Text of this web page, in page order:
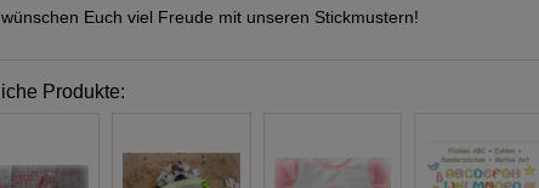
Euch viel Freude mit unseren Stickmustern!
Produkte: